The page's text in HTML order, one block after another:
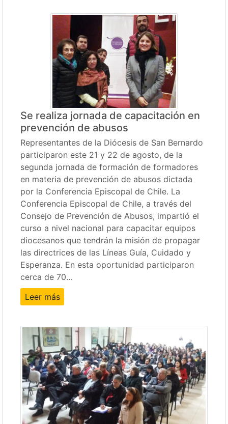
Se realiza jornada de capacitación en
prevención de abusos
Representantes de la Diócesis de San Bernardo
participaron este 21 y 22 de agosto, de la
segunda jornada de formación de formadores
en materia de prevención de abusos dictada
por la Conferencia Episcopal de Chile. La
Conferencia Episcopal de Chile, a través del
Consejo de Prevención de Abusos, impartió el
curso a nivel nacional para capacitar equipos
diocesanos que tendrán la misión de propagar
las directrices de las Líneas Guía, Cuidado y
Esperanza. En esta oportunidad participaron
cerca de 70…
Leer más